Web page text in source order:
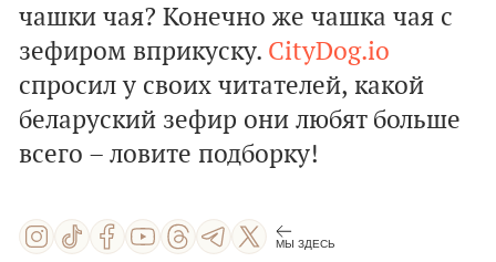
чашки чая? Конечно же чашка чая с
зефиром вприкуску. CityDog.io
спросил у своих читателей, какой
беларуский зефир они любят больше
всего – ловите подборку!
МЫ ЗДЕСЬ